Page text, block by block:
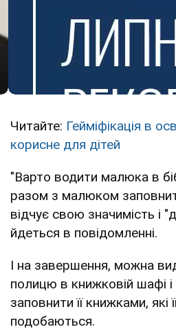
Читайте: Гейміфікація в
корисне для дітей
"Варто водити малюка в
разом з малюком
відчує свою значимість і
йдеться в повідомленні.
І на завершення, можна
полицю в книжковій шафі
заповнити її книжками, які
подобаються.